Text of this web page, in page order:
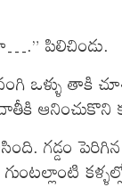
పిలిచిండు.
ఒళ్ళు తాకి
ఆనించుకొని
గడ్డం